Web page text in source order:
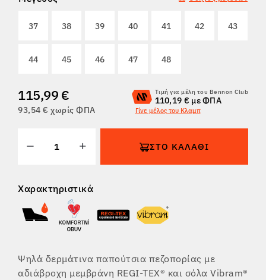
37 38 39 40 41 42 43
44 45 46 47 48
115,99 €
93,54 € χωρίς ΦΠΑ
Τιμή για μέλη του Bennon Club
110,19 € με ΦΠΑ
Γίνε μέλος του Κλαμπ
ΣΤΟ ΚΑΛΆΘΙ
Χαρακτηριστικά
Ψηλά δερμάτινα παπούτσια πεζοπορίας με
αδιάβροχη μεμβράνη REGI-TEX® και σόλα Vibram®